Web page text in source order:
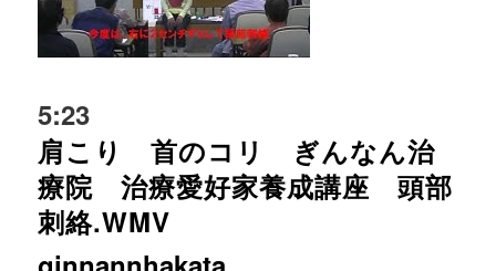
5:23
肩こり 首のコリ ぎんなん治
療院 治療愛好家養成講座 頭部
刺絡.WMV